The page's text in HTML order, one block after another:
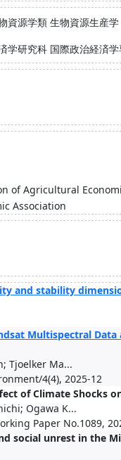
資源学類 生物資源生産学
学研究科 国際政治経済
of Agricultural
Association
and stability
Multispectral Data
Tjoelker Ma...
4(4), 2025-12
of Climate Shocks
Ogawa K...
Paper No.1089,
social unrest in the